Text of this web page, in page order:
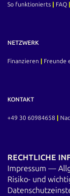
So funktionierts FAQ
NETZWERK
Finanzieren Freunde
KONTAKT
+49 30 60984658
RECHTLICHE
Impressum —
Risiko- und